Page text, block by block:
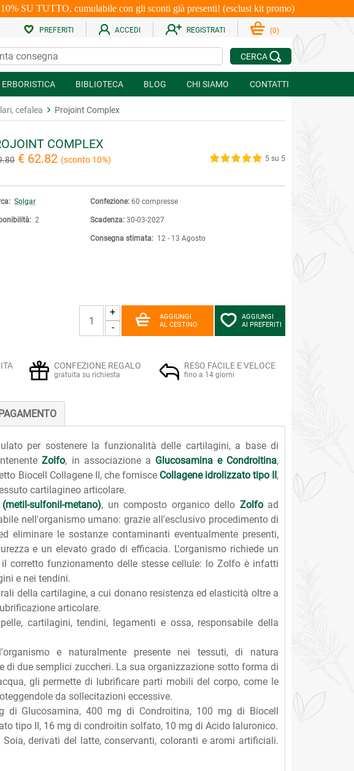
SU TUTTO, cumulabile con gli sconti già presenti! (esclusi kit promo)
PREFERITI ACCEDI REGISTRATI (0)
CERCA
BIBLIOTECA BLOG CHI SIAMO CONTATTI
cefalea Projoint Complex
COMPLEX
€ 62.82 (sconto 10%) 5 su 5
Solgar
2
Confezione: 60 compresse
Scadenza: 30-03-2027
Consegna stimata: 12 - 13 Agosto
+
-
AGGIUNGI
AL CESTINO
AGGIUNGI
AI PREFERITI
CONFEZIONE REGALO
gratuita su richiesta
RESO FACILE E VELOCE
fino a 14 giorni
per sostenere la funzionalità delle cartilagini, a base di
Zolfo, in associazione a Glucosamina e Condroitina,
Biocell Collagene II, che fornisce Collagene idrolizzato tipo II,
cartilagineo articolare.
sulfonil-metano), un composto organico dello Zolfoad
nell'organismo umano: grazie all'esclusivo procedimento di
eliminare le sostanze contaminanti eventualmente presenti,
e un elevato grado di efficacia. L'organismo richiede un
corretto funzionamento delle stesse cellule: lo Zolfo è infatti
e nei tendini.
della cartilagine, a cui donano resistenza ed elasticità oltre a
articolare.
cartilagini, tendini, legamenti e ossa, responsabile della
e naturalmente presente nei tessuti, di natura
di due semplici zuccheri. La sua organizzazione sotto forma di
gli permette di lubrificare parti mobili del corpo, come le
da sollecitazioni eccessive.
di Glucosamina, 400 mg di Condroitina, 100 mg di Biocell
tipo II, 16 mg di condroitin solfato, 10 mg di Acido Ialuronico.
derivati del latte, conservanti, coloranti e aromi artificiali.